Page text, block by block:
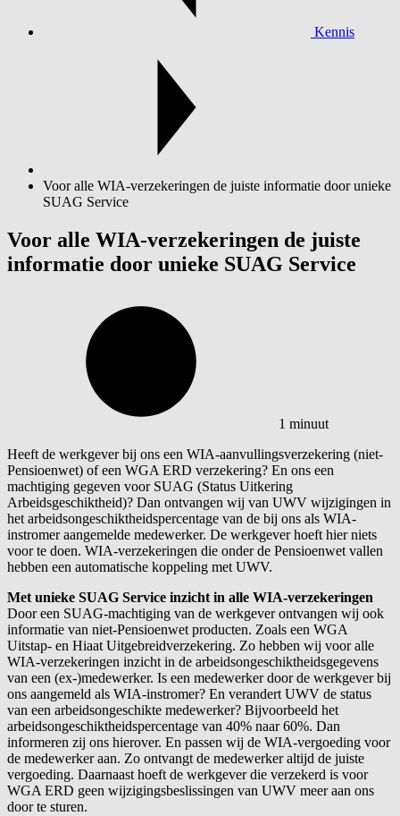
Kennis
Voor alle WIA-verzekeringen de juiste informatie door unieke
SUAG Service
Voor alle WIA-verzekeringen de juiste
informatie door unieke SUAG Service
1 minuut
Heeft de werkgever bij ons een WIA-aanvullingsverzekering (niet-
Pensioenwet) of een WGA ERD verzekering? En ons een
machtiging gegeven voor SUAG (Status Uitkering
Arbeidsgeschiktheid)? Dan ontvangen wij van UWV wijzigingen in
het arbeidsongeschiktheidspercentage van de bij ons als WIA-
instromer aangemelde medewerker. De werkgever hoeft hier niets
voor te doen. WIA-verzekeringen die onder de Pensioenwet vallen
hebben een automatische koppeling met UWV.
Met unieke SUAG Service inzicht in alle WIA-verzekeringen
Door een SUAG-machtiging van de werkgever ontvangen wij ook
informatie van niet-Pensioenwet producten. Zoals een WGA
Uitstap- en Hiaat Uitgebreidverzekering. Zo hebben wij voor alle
WIA-verzekeringen inzicht in de arbeidsongeschiktheidsgegevens
van een (ex-)medewerker. Is een medewerker door de werkgever bij
ons aangemeld als WIA-instromer? En verandert UWV de status
van een arbeidsongeschikte medewerker? Bijvoorbeeld het
arbeidsongeschiktheidspercentage van 40% naar 60%. Dan
informeren zij ons hierover. En passen wij de WIA-vergoeding voor
de medewerker aan. Zo ontvangt de medewerker altijd de juiste
vergoeding. Daarnaast hoeft de werkgever die verzekerd is voor
WGA ERD geen wijzigingsbeslissingen van UWV meer aan ons
door te sturen.